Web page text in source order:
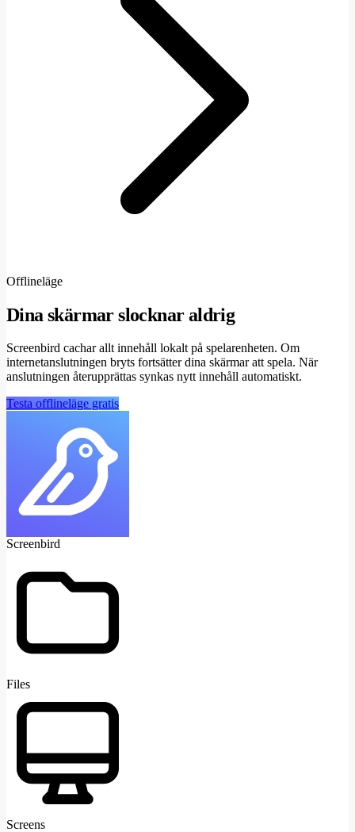
Offlineläge
Dina skärmar slocknar aldrig
Screenbird cachar allt innehåll lokalt på spelarenheten. Om
internetanslutningen bryts fortsätter dina skärmar att spela. När
anslutningen återupprättas synkas nytt innehåll automatiskt.
Testa offlineläge gratis
Screenbird
Files
Screens